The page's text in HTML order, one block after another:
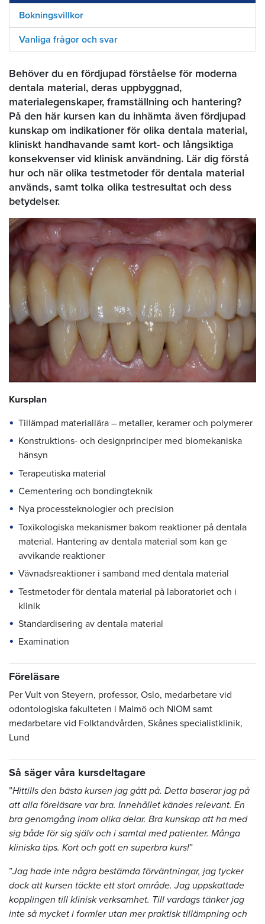
Bokningsvillkor
Vanliga frågor och svar
Behöver du en fördjupad förståelse för moderna
dentala material, deras uppbyggnad,
materialegenskaper, framställning och hantering?
På den här kursen kan du inhämta även fördjupad
kunskap om indikationer för olika dentala material,
kliniskt handhavande samt kort- och långsiktiga
konsekvenser vid klinisk användning. Lär dig förstå
hur och när olika testmetoder för dentala material
används, samt tolka olika testresultat och dess
betydelser.
Kursplan
Tillämpad materiallära – metaller, keramer och polymerer
Konstruktions- och designprinciper med biomekaniska
hänsyn
Terapeutiska material
Cementering och bondingteknik
Nya processteknologier och precision
Toxikologiska mekanismer bakom reaktioner på dentala
material. Hantering av dentala material som kan ge
avvikande reaktioner
Vävnadsreaktioner i samband med dentala material
Testmetoder för dentala material på laboratoriet och i
klinik
Standardisering av dentala material
Examination
Föreläsare
Per Vult von Steyern, professor, Oslo, medarbetare vid
odontologiska fakulteten i Malmö och NIOM samt
medarbetare vid Folktandvården, Skånes specialistklinik,
Lund
Så säger våra kursdeltagare
”Hittills den bästa kursen jag gått på. Detta baserar jag på
att alla föreläsare var bra. Innehållet kändes relevant. En
bra genomgång inom olika delar. Bra kunskap att ha med
sig både för sig själv och i samtal med patienter. Många
kliniska tips. Kort och gott en superbra kurs!”
”Jag hade inte några bestämda förväntningar, jag tycker
dock att kursen täckte ett stort område. Jag uppskattade
kopplingen till klinisk verksamhet. Till vardags tänker jag
inte så mycket i formler utan mer praktisk tillämpning och